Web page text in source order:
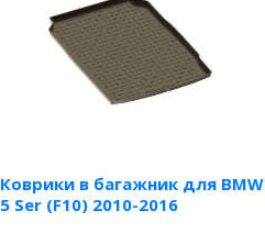
Коврики в багажник для BMW
5 Ser (F10) 2010-2016